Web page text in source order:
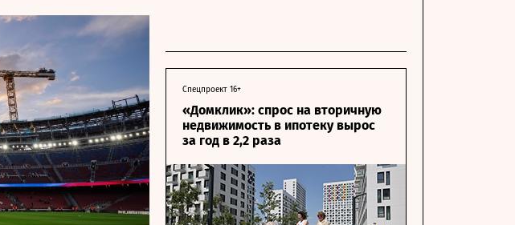
Спецпроект 16+
«Домклик»: спрос на вторичную
недвижимость в ипотеку вырос
за год в 2,2 раза